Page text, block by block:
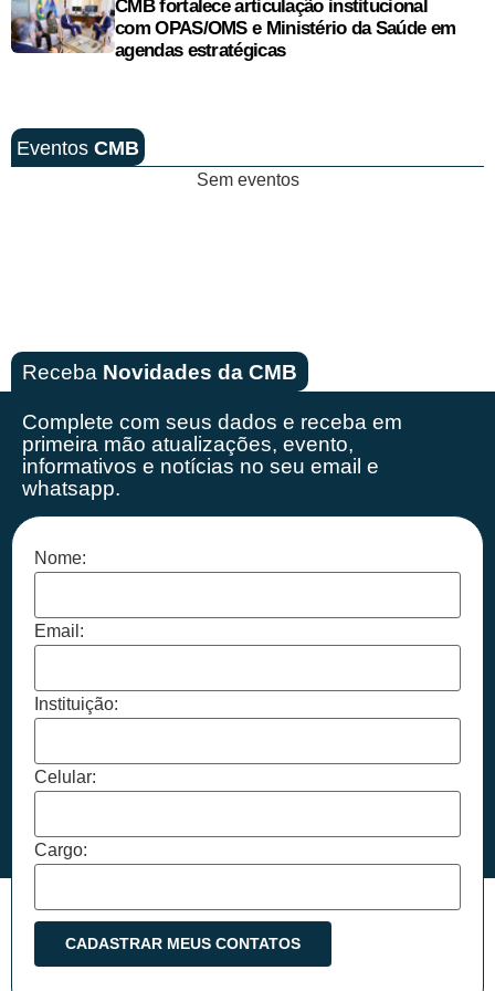
CMB fortalece articulação institucional
com OPAS/OMS e Ministério da Saúde em
agendas estratégicas
Eventos CMB
Sem eventos
Receba Novidades da CMB
Complete com seus dados e receba em
primeira mão atualizações, evento,
informativos e notícias no seu email e
whatsapp.
Nome:
Email:
Instituição:
Celular:
Cargo: